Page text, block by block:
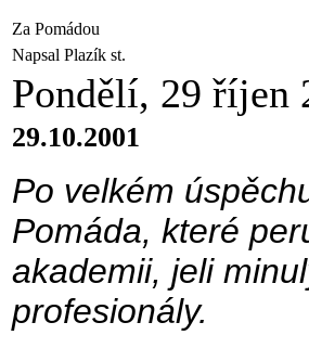
Za Pomádou
Napsal Plazík st.
Pondělí, 29 říjen
29.10.2001
Po velkém
Pomáda, které
akademii, jeli
profesionály.